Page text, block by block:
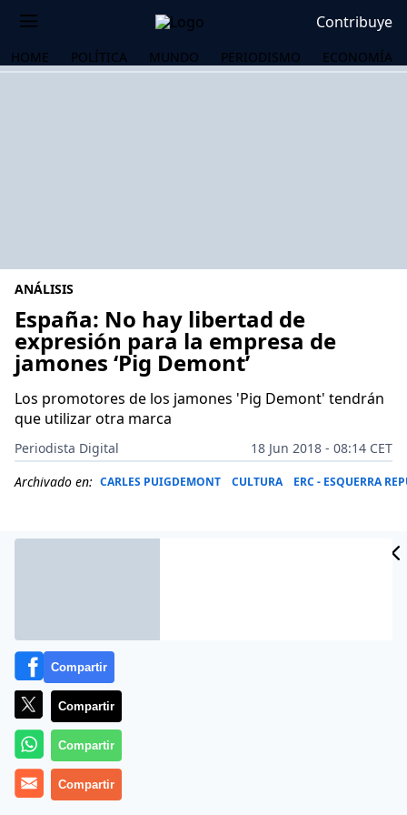
Contribuye
HOME POLÍTICA MUNDO PERIODISMO ECONOMÍA
ANÁLISIS
España: No hay libertad de
expresión para la empresa de
jamones ‘Pig Demont’
Los promotores de los jamones 'Pig Demont' tendrán
que utilizar otra marca
Periodista Digital
18 Jun 2018 - 08:14 CET
Archivado en: CARLES PUIGDEMONT CULTURA ERC - ESQUERRA
Todo eslibertad
se canta un rap, aunque esté plagado de insultos,
Compartir
Compartir
Compartir
Compartir